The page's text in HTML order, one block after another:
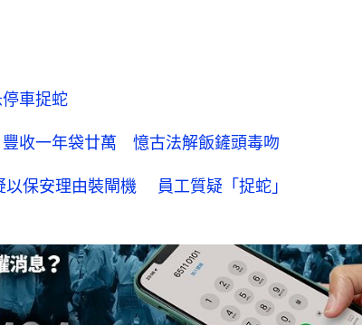
車捉蛇
收一年袋廿萬 憶古法解飯鏟頭毒吻
保安理由裝閘機 員工質疑「捉蛇」